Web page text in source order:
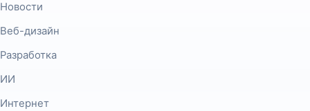
Новости
Веб-дизайн
Разработка
ИИ
Интернет